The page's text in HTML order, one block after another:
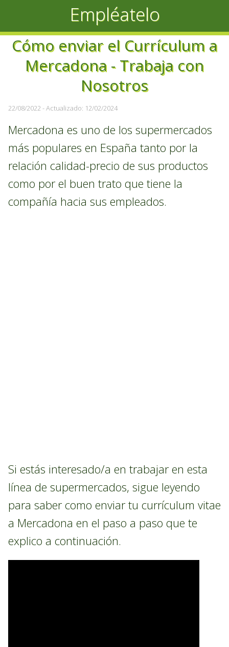
Empléatelo
Cómo enviar el Currículum a
Mercadona - Trabaja con
Nosotros
22/08/2022 - Actualizado: 12/02/2024
Mercadona es uno de los supermercados
más populares en España tanto por la
relación calidad-precio de sus productos
como por el buen trato que tiene la
compañía hacia sus empleados.
Si estás interesado/a en trabajar en esta
línea de supermercados, sigue leyendo
para saber como enviar tu currículum vitae
a Mercadona en el paso a paso que te
explico a continuación.